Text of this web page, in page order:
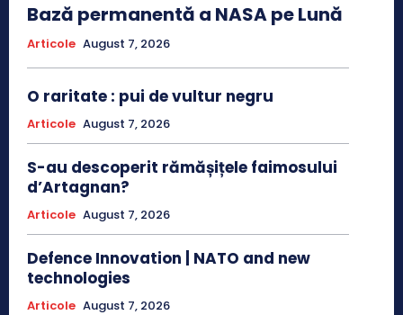
Bază permanentă a NASA pe Lună
Articole August 7, 2026
O raritate : pui de vultur negru
Articole August 7, 2026
S-au descoperit rămășițele faimosului
d’Artagnan?
Articole August 7, 2026
Defence Innovation | NATO and new
technologies
Articole August 7, 2026